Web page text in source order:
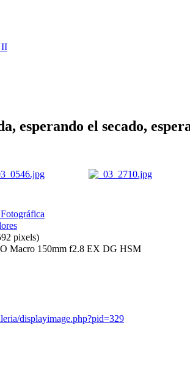
esperando el secado,
pixels)
Macro 150mm f2.8 EX DG HSM
displayimage.php?pid=329